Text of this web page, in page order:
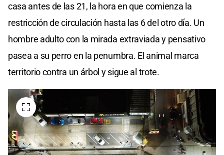
casa antes de las 21, la hora en que comienza la
restricción de circulación hasta las 6 del otro día. Un
hombre adulto con la mirada extraviada y pensativo
pasea a su perro en la penumbra. El animal marca
territorio contra un árbol y sigue al trote.